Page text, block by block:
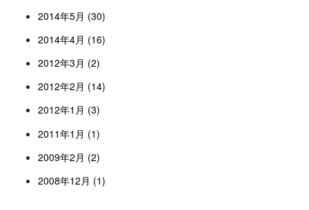
2014年5月 (30)
2014年4月 (16)
2012年3月 (2)
2012年2月 (14)
2012年1月 (3)
2011年1月 (1)
2009年2月 (2)
2008年12月 (1)